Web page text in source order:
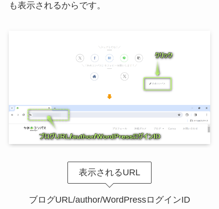
も表示されるからです。
表示されるURL
ブログURL/author/WordPressログインID